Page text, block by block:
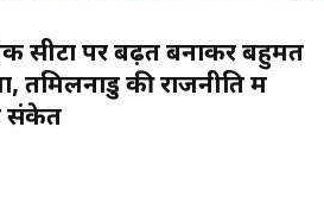
सीटों पर बढ़त बनाकर बहुमत
तमिलनाडु की राजनीति में
संकेत